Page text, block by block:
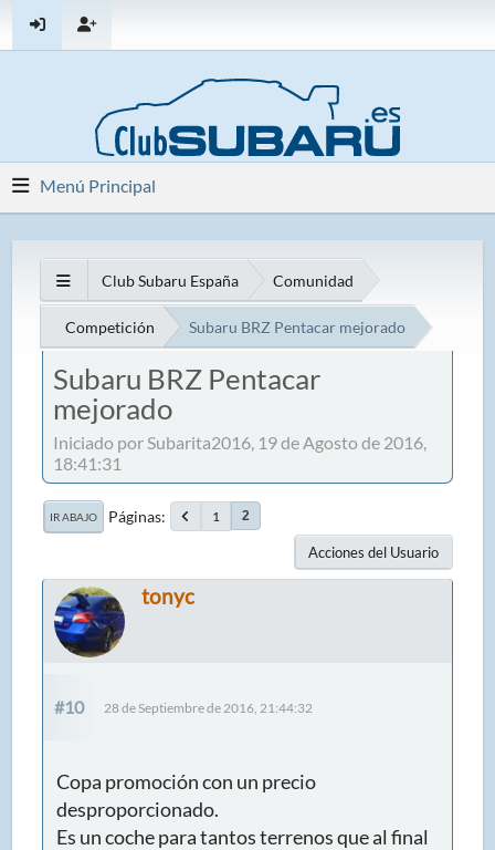
Menú Principal
Club Subaru España Comunidad
Competición Subaru BRZ Pentacar mejorado
Subaru BRZ Pentacar
mejorado
Iniciado por Subarita2016, 19 de Agosto de 2016,
18:41:31
IR ABAJO Páginas 1 2
Acciones del Usuario
tonyc
#10 28 de Septiembre de 2016, 21:44:32
Copa promoción con un precio
desproporcionado.
Es un coche para tantos terrenos que al final